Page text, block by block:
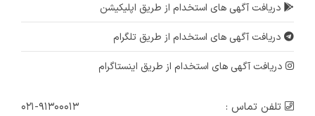
دریافت آگهی های استخدام از طریق اپلیکیشن
دریافت آگهی های استخدام از طریق تلگرام
دریافت آگهی های استخدام از طریق اینستاگرام
تلفن تماس :
۰۲۱-۹۱۳۰۰۰۱۳